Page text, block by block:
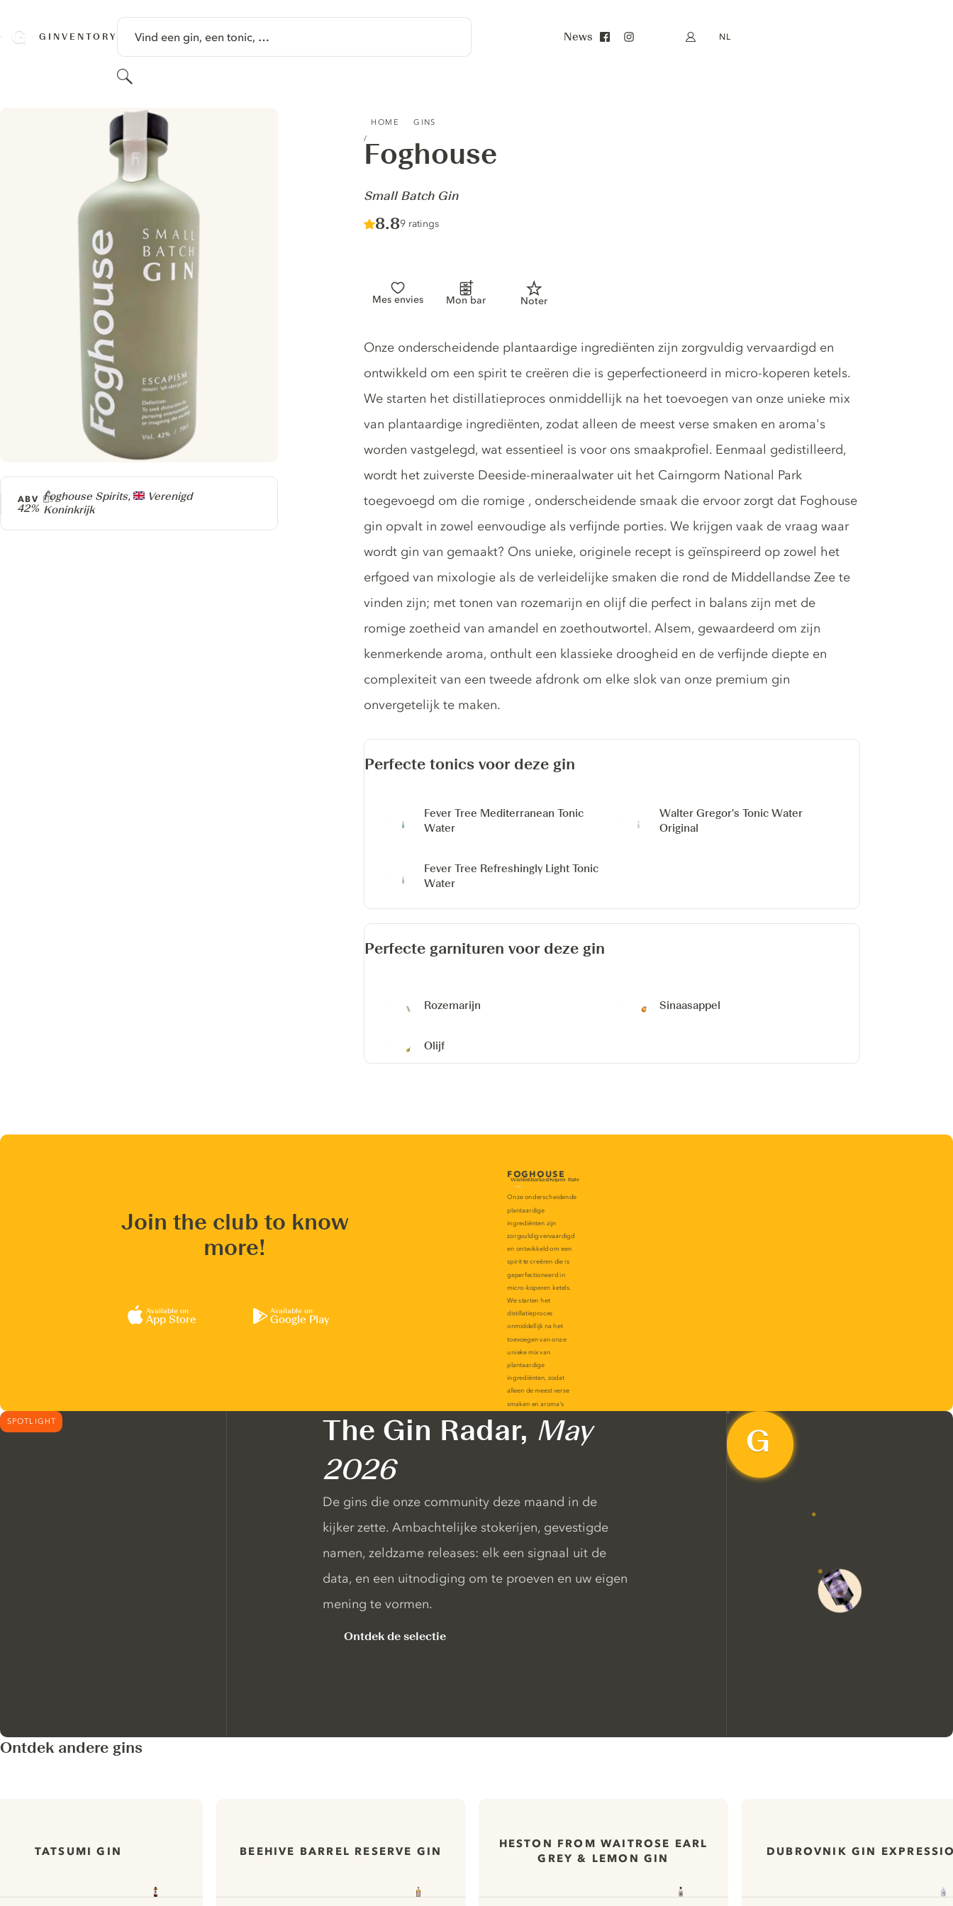
GINVENTORY Vind een gin, een tonic, …
Zoeken
News Mijn account
NL
HOME GINS
Foghouse
-
Small Batch Gin
Score :
8.8/ 10
9 ratings
Mes envies Mon bar Noter
Producer
Foghouse Spirits,
Verenigd
Koninkrijk
ABV
42%
Gin description
Onze onderscheidende plantaardige ingrediënten zijn zorgvuldig vervaardigd en
ontwikkeld om een spirit te creëren die is geperfectioneerd in micro-koperen ketels.
We starten het distillatieproces onmiddellijk na het toevoegen van onze unieke mix
van plantaardige ingrediënten, zodat alleen de meest verse smaken en aroma's
worden vastgelegd, wat essentieel is voor ons smaakprofiel. Eenmaal gedistilleerd,
wordt het zuiverste Deeside-mineraalwater uit het Cairngorm National Park
toegevoegd om die romige , onderscheidende smaak die ervoor zorgt dat Foghouse
gin opvalt in zowel eenvoudige als verfijnde porties. We krijgen vaak de vraag waar
wordt gin van gemaakt? Ons unieke, originele recept is geïnspireerd op zowel het
erfgoed van mixologie als de verleidelijke smaken die rond de Middellandse Zee te
vinden zijn; met tonen van rozemarijn en olijf die perfect in balans zijn met de
romige zoetheid van amandel en zoethoutwortel. Alsem, gewaardeerd om zijn
kenmerkende aroma, onthult een klassieke droogheid en de verfijnde diepte en
complexiteit van een tweede afdronk om elke slok van onze premium gin
onvergetelijk te maken.
Perfecte tonics voor deze gin
Fever Tree Mediterranean Tonic
Water
Walter Gregor's Tonic Water
Original
Fever Tree Refreshingly Light Tonic
Water
Perfecte garnituren voor deze gin
Rozemarijn Sinaasappel
Olijf
Join the club to know
more!
Available on
App Store
Available on
Google Play
SPOTLIGHT The Gin Radar, May
2026
De gins die onze community deze maand in de
kijker zette. Ambachtelijke stokerijen, gevestigde
namen, zeldzame releases: elk een signaal uit de
data, en een uitnodiging om te proeven en uw eigen
mening te vormen.
Ontdek de selectie
Ontdek andere gins
TATSUMI GIN BEEHIVE BARREL RESERVE GIN
HESTON FROM WAITROSE EARL
GREY & LEMON GIN
DUBROVNIK GIN
onze website te verbeteren.